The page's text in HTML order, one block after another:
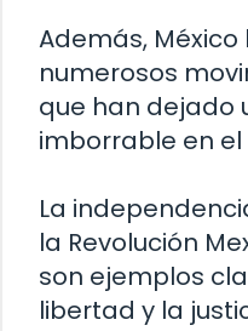
Además,
numerosos
que han dejado
imborrable en el
La
la Revolución
son ejemplos
libertad y la